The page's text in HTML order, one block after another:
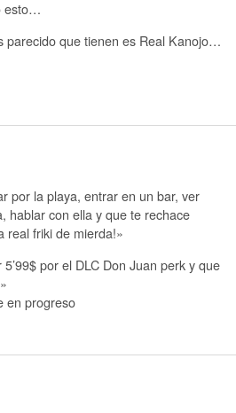
esto…
parecido que tienen es Real Kanojo…
por la playa, entrar en un bar, ver
hablar con ella y que te rechace
real friki de mierda!»
5’99$ por el DLC Don Juan perk y que
en progreso